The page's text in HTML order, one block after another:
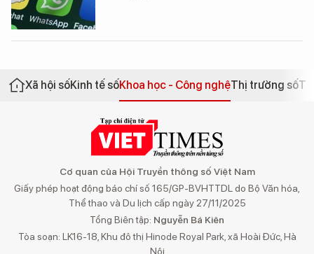
Xã hội sốKinh tế sốKhoa học - Công nghệThị trường số
Cơ quan của Hội Truyền thông số Việt Nam
Giấy phép hoạt động báo chí số 165/GP-BVHTTDL do Bộ Văn hóa,
Thể thao và Du lịch cấp ngày 27/11/2025
Tổng Biên tập: Nguyễn Bá Kiên
Tòa soạn: LK16-18, Khu đô thị Hinode Royal Park, xã Hoài Đức, Hà
Nội